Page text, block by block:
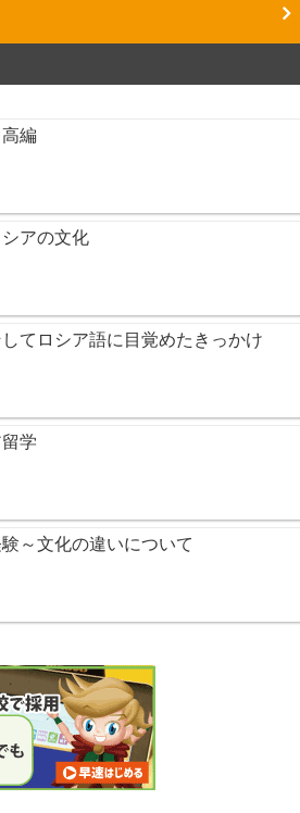
編
アの文化
てロシア語に目覚めたきっかけ
学
～文化の違いについて